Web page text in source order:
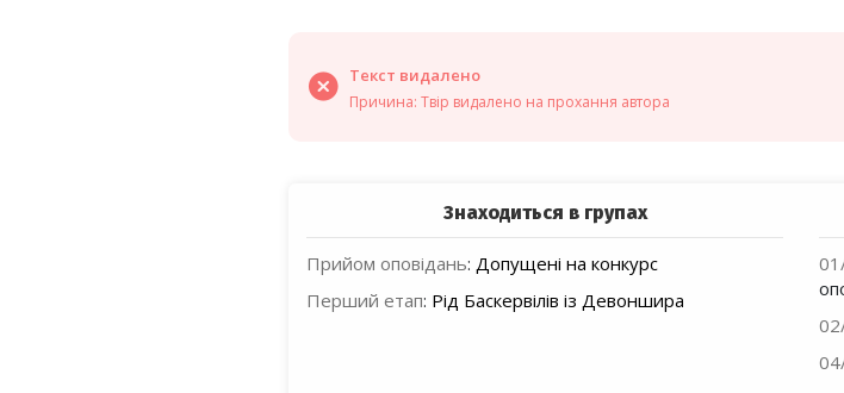
Текст видалено
Причина: Твір видалено на прохання автора
Знаходиться в групах
Прийом оповідань:Допущені на конкурс
Перший етап: Рід Баскервілів із Девоншира